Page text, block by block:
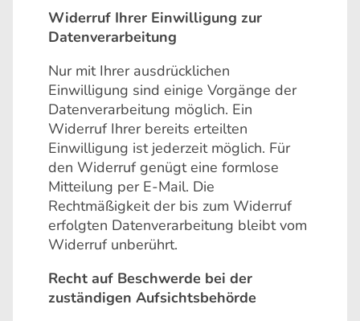
Widerruf Ihrer Einwilligung zur
Datenverarbeitung
Nur mit Ihrer ausdrücklichen
Einwilligung sind einige Vorgänge der
Datenverarbeitung möglich. Ein
Widerruf Ihrer bereits erteilten
Einwilligung ist jederzeit möglich. Für
den Widerruf genügt eine formlose
Mitteilung per E-Mail. Die
Rechtmäßigkeit der bis zum Widerruf
erfolgten Datenverarbeitung bleibt vom
Widerruf unberührt.
Recht auf Beschwerde bei der
zuständigen Aufsichtsbehörde